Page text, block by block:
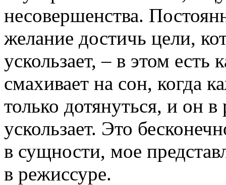
несовершенства.
желание достичь цели,
ускользает, – в этом
смахивает на сон, когда
только дотянуться, и он
ускользает. Это
в сущности, мое
в режиссуре.